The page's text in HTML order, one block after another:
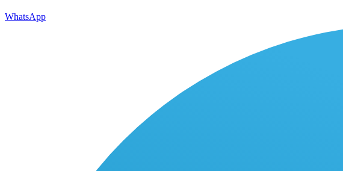
WhatsApp